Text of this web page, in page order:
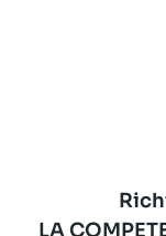
LA